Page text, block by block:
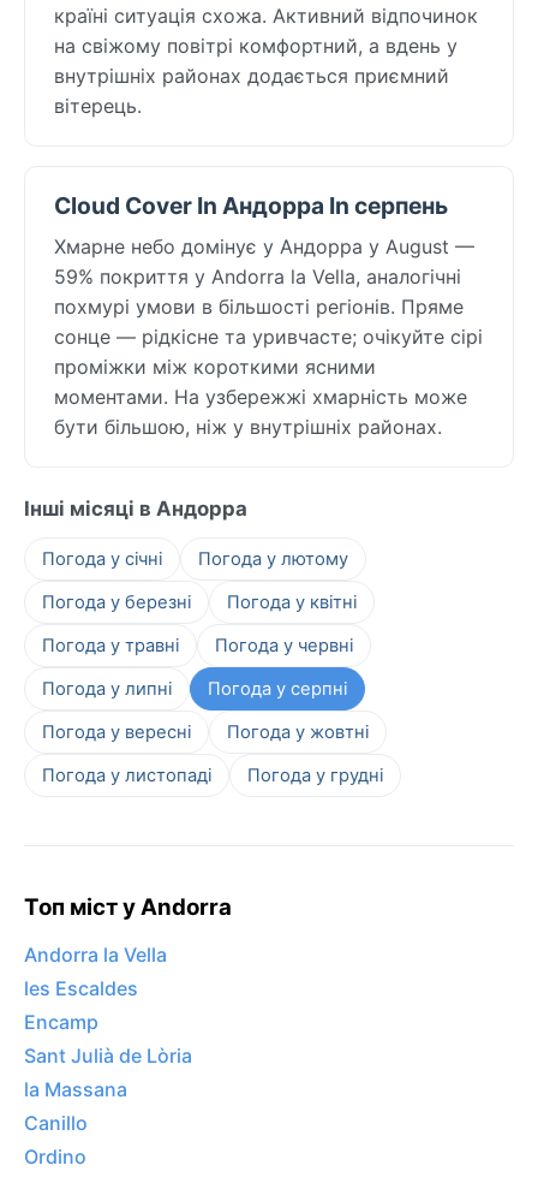
країні ситуація схожа. Активний відпочинок
на свіжому повітрі комфортний, а вдень у
внутрішніх районах додається приємний
вітерець.
Cloud Cover In Андорра In серпень
Хмарне небо домінує у Андорра у August —
59% покриття у Andorra la Vella, аналогічні
похмурі умови в більшості регіонів. Пряме
сонце — рідкісне та уривчасте; очікуйте сірі
проміжки між короткими ясними
моментами. На узбережжі хмарність може
бути більшою, ніж у внутрішніх районах.
Інші місяці в Андорра
Погода у січні
Погода у лютому
Погода у березні
Погода у квітні
Погода у травні
Погода у червні
Погода у липні
Погода у серпні
Погода у вересні
Погода у жовтні
Погода у листопаді
Погода у грудні
Топ міст у Andorra
Andorra la Vella
les Escaldes
Encamp
Sant Julià de Lòria
la Massana
Canillo
Ordino